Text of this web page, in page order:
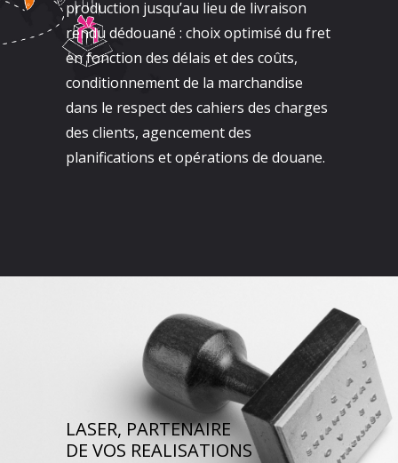
production jusqu’au lieu de livraison
rendu dédouané : choix optimisé du fret
en fonction des délais et des coûts,
conditionnement de la marchandise
dans le respect des cahiers des charges
des clients, agencement des
planifications et opérations de douane.
LASER, PARTENAIRE
DE VOS REALISATIONS